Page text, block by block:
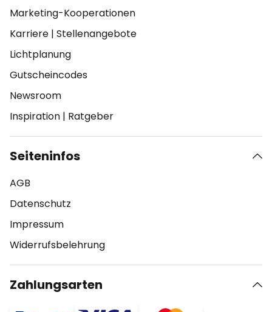
Marketing-Kooperationen
Karriere | Stellenangebote
Lichtplanung
Gutscheincodes
Newsroom
Inspiration | Ratgeber
Seiteninfos
AGB
Datenschutz
Impressum
Widerrufsbelehrung
Zahlungsarten